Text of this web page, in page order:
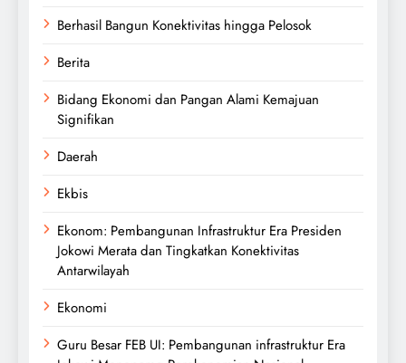
Berhasil Bangun Konektivitas hingga Pelosok
Berita
Bidang Ekonomi dan Pangan Alami Kemajuan
Signifikan
Daerah
Ekbis
Ekonom: Pembangunan Infrastruktur Era Presiden
Jokowi Merata dan Tingkatkan Konektivitas
Antarwilayah
Ekonomi
Guru Besar FEB UI: Pembangunan infrastruktur Era